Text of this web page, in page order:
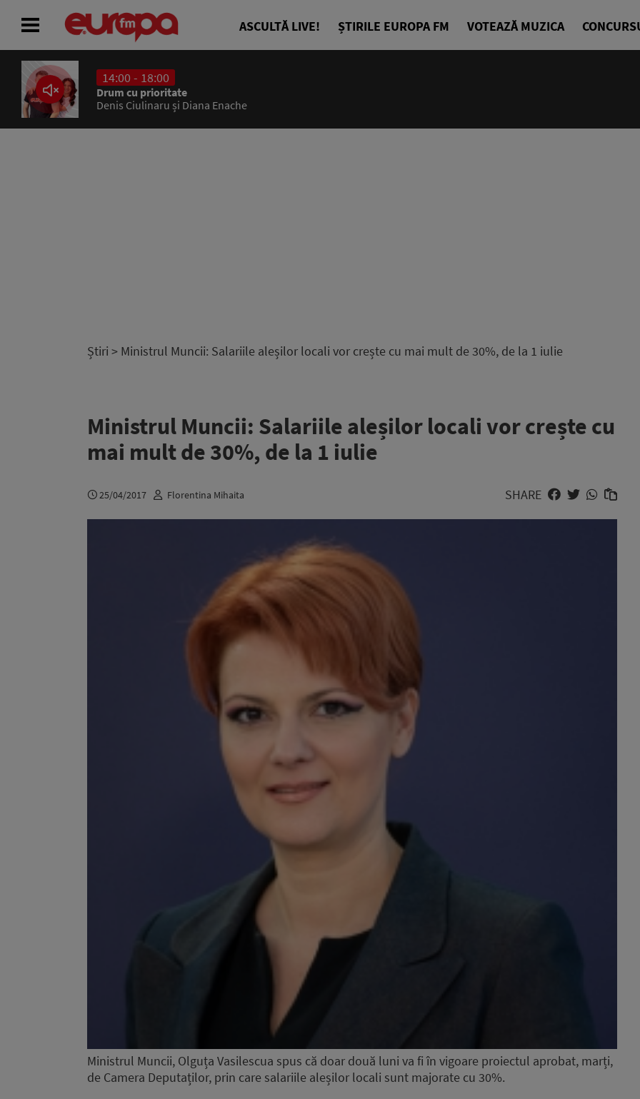
ASCULTĂ LIVE! ȘTIRILE EUROPA FM VOTEAZĂ MUZICA
14:00 - 18:00
Drum cu prioritate
Denis Ciulinaru și Diana Enache
Știri > Ministrul Muncii: Salariile aleșilor locali vor crește cu mai mult de 30%, de la 1 iulie
Ministrul Muncii: Salariile aleșilor locali vor crește cu
mai mult de 30%, de la 1 iulie
25/04/2017 Florentina Mihaita SHARE
Ministrul Muncii, Olguța Vasilescua spus că doar două luni va fi în vigoare proiectul aprobat, marți,
de Camera Deputaților, prin care salariile aleșilor locali sunt majorate cu 30%.
ACASĂ
ȘTIRI